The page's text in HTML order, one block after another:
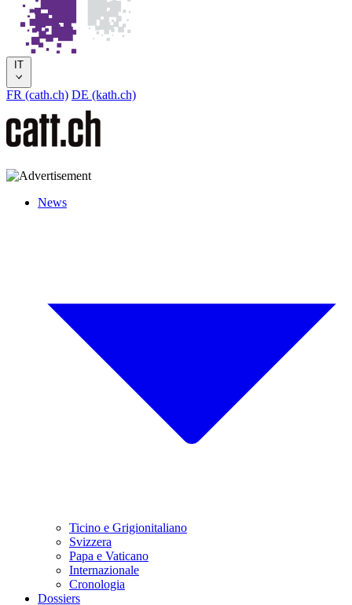
IT
FR (cath.ch) DE (kath.ch)
News
Ticino e Grigionitaliano
Svizzera
Papa e Vaticano
Internazionale
Cronologia
Dossiers